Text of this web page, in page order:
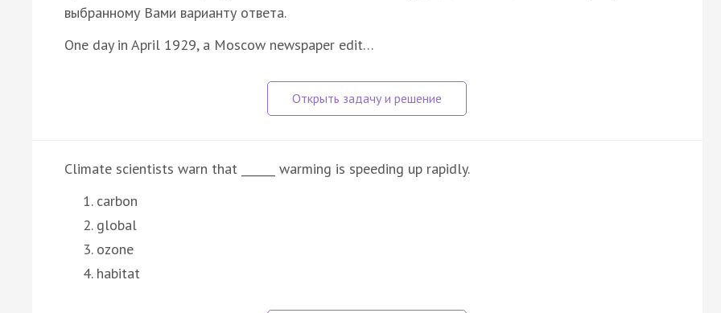
выбранному Вами варианту ответа.
One day in April 1929, a Moscow newspaper edit…
Climate scientists warn that ______ warming is speeding up rapidly.
carbon
global
ozone
habitat